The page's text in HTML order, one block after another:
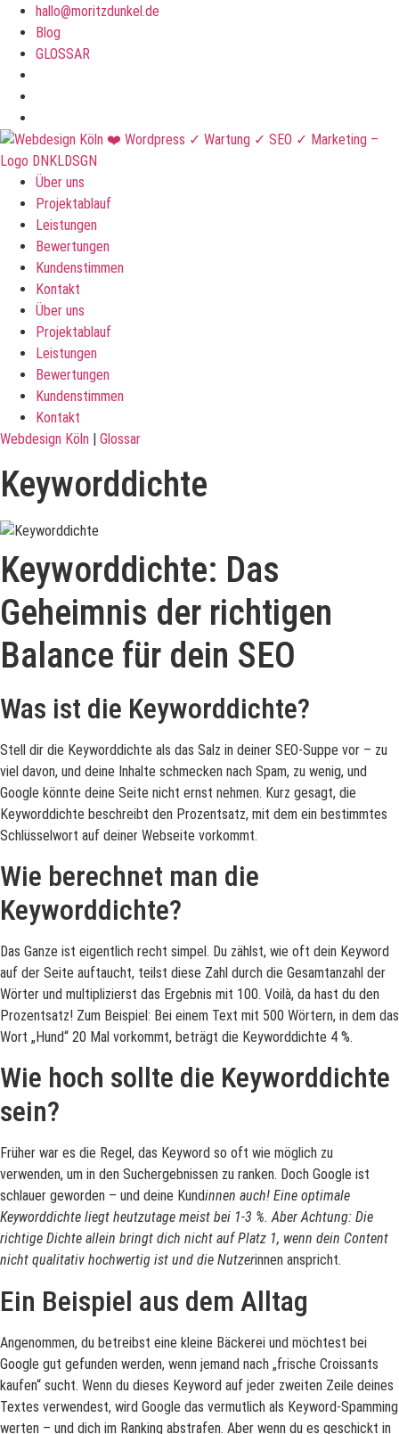
hallo@moritzdunkel.de
Blog
GLOSSAR
Über uns
Projektablauf
Leistungen
Bewertungen
Kundenstimmen
Kontakt
Über uns
Projektablauf
Leistungen
Bewertungen
Kundenstimmen
Kontakt
Webdesign Köln
Glossar
Keyworddichte
Keyworddichte: Das
Geheimnis der richtigen
Balance für dein SEO
Was ist die Keyworddichte?
Stell dir die Keyworddichte als das Salz in deiner SEO-Suppe vor – zu
viel davon, und deine Inhalte schmecken nach Spam, zu wenig, und
Google könnte deine Seite nicht ernst nehmen. Kurz gesagt, die
Keyworddichte beschreibt den Prozentsatz, mit dem ein bestimmtes
Schlüsselwort auf deiner Webseite vorkommt.
Wie berechnet man die
Keyworddichte?
Das Ganze ist eigentlich recht simpel. Du zählst, wie oft dein Keyword
auf der Seite auftaucht, teilst diese Zahl durch die Gesamtanzahl der
Wörter und multiplizierst das Ergebnis mit 100. Voilà, da hast du den
Prozentsatz! Zum Beispiel: Bei einem Text mit 500 Wörtern, in dem das
Wort „Hund“ 20 Mal vorkommt, beträgt die Keyworddichte 4 %.
Wie hoch sollte die Keyworddichte
sein?
Früher war es die Regel, das Keyword so oft wie möglich zu
verwenden, um in den Suchergebnissen zu ranken. Doch Google ist
schlauer geworden – und deine Kundinnen auch! Eine optimale
Keyworddichte liegt heutzutage meist bei 1-3 %. Aber Achtung: Die
richtige Dichte allein bringt dich nicht auf Platz 1, wenn dein Content
nicht qualitativ hochwertig ist und die Nutzerinnen anspricht.
Ein Beispiel aus dem Alltag
Angenommen, du betreibst eine kleine Bäckerei und möchtest bei
Google gut gefunden werden, wenn jemand nach „frische Croissants
kaufen“ sucht. Wenn du dieses Keyword auf jeder zweiten Zeile deines
Textes verwendest, wird Google das vermutlich als Keyword-Spamming
werten – und dich im Ranking abstrafen. Aber wenn du es geschickt in